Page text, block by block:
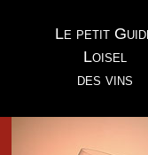
Le petit
Loisel
des vins